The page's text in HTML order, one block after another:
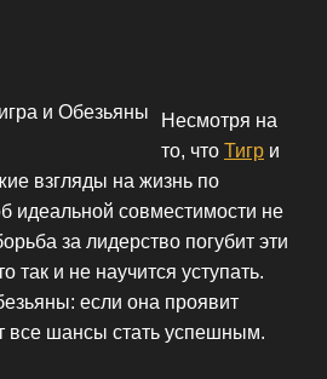
Несмотря на
то, что Тигр и
взгляды на жизнь по
идеальной совместимости не
за лидерство погубит эти
так и не научится уступать.
если она проявит
все шансы стать успешным.